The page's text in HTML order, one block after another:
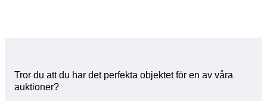
Tror du att du har det perfekta objektet för en av våra
auktioner?